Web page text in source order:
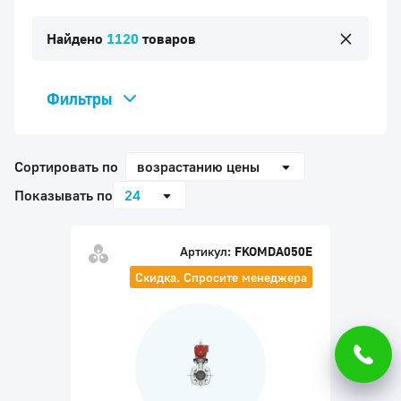
Найдено 1120 товаров
Фильтры
Бренд
Тип привода
Сортировать по
возрастанию цены
Показывать по
24
Артикул: FKOMDA050E
Скидка. Спросите менеджера